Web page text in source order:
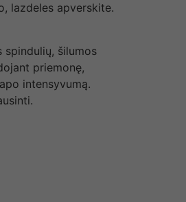
lazdeles apverskite.
spindulių, šilumos
priemonę,
intensyvumą.